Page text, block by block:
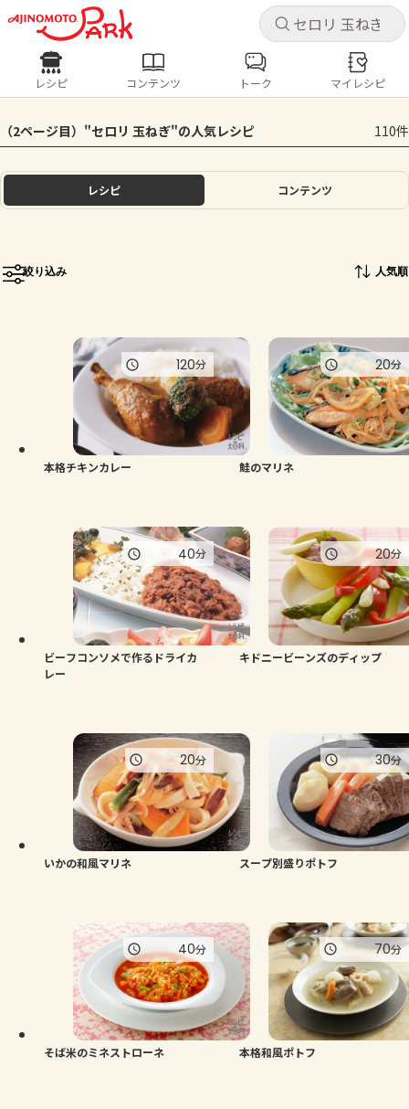
キャ
ログインするとレシピを保存できます
ログイン
ホーム
トーク
よくあるお問い合わせ
お買い物
キャ
レシピ コンテンツ
人気の食材・レシピ
きゅうり なす トマト とうもろこし
ピーマン
レシピ コンテンツ トーク マイレシピ
（2ページ目）"セロリ 玉ねぎ"の人気レシピ 110件
レシピ コンテンツ
絞り込み 人気順
本格チキンカレー
120分
鮭のマリネ
20分
ビーフコンソメで作るドライカ
レー
40分
キドニービーンズのディップ
20分
いかの和風マリネ
20分
スープ別盛りポトフ
30分
そば米のミネストローネ
40分
本格和風ポトフ
70分